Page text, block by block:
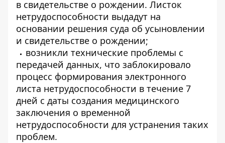
в свидетельстве о рождении. Листок
нетрудоспособности выдадут на
основании решения суда об усыновлении
и свидетельстве о рождении;
возникли технические проблемы с
передачей данных, что заблокировало
процесс формирования электронного
листа нетрудоспособности в течение 7
дней с даты создания медицинского
заключения о временной
нетрудоспособности для устранения таких
проблем.